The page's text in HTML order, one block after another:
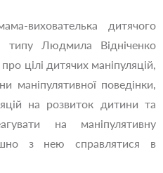
вихователька дитячого
типу Людмила Відніченко
цілі дитячих маніпуляцій,
маніпулятивної поведінки,
на розвиток дитини та
на маніпулятивну
з нею справлятися в